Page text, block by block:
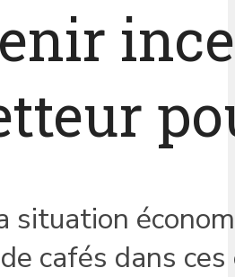
situation
cafés dans